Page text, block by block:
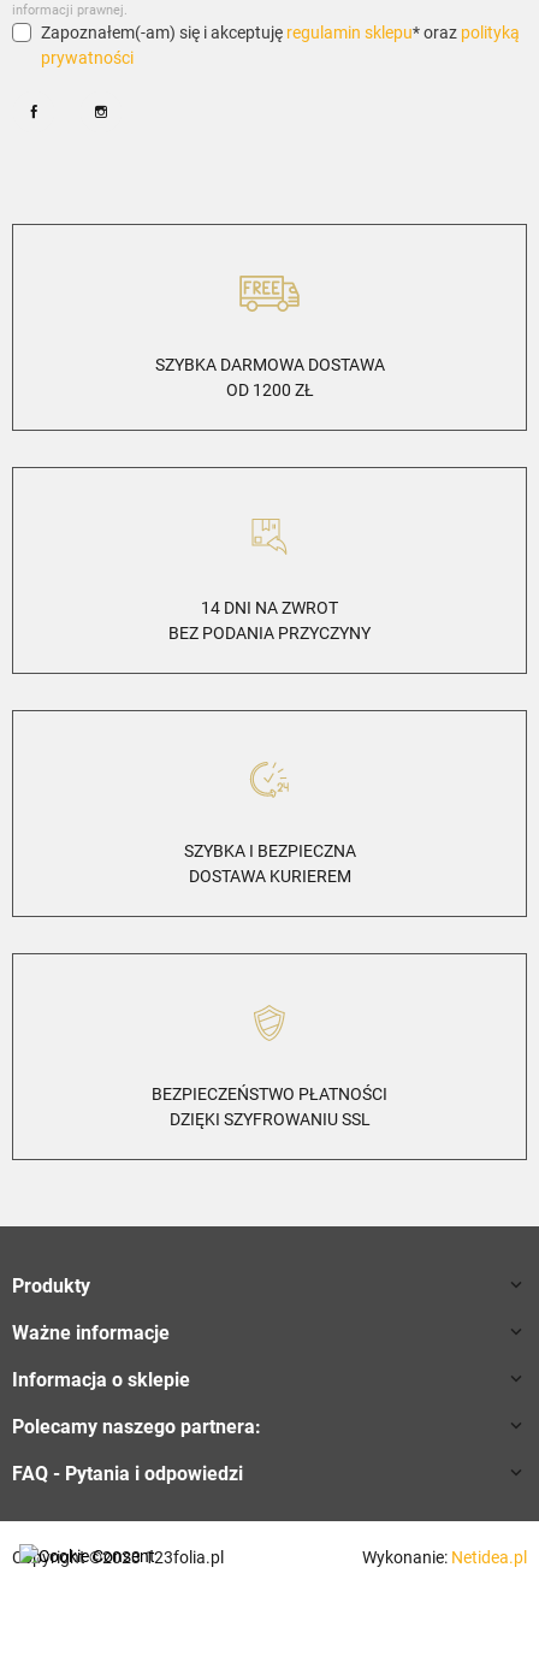
informacji prawnej.
Zapoznałem(-am) się i akceptuję regulamin sklepu* oraz polityką
prywatności
SZYBKA DARMOWA DOSTAWA
OD 1200 ZŁ
14 DNI NA ZWROT
BEZ PODANIA PRZYCZYNY
SZYBKA I BEZPIECZNA
DOSTAWA KURIEREM
BEZPIECZEŃSTWO PŁATNOŚCI
DZIĘKI SZYFROWANIU SSL
Produkty 
Ważne informacje 
Informacja o sklepie 
Polecamy naszego partnera: 
FAQ - Pytania i odpowiedzi 
Copyright ©2023 123folia.pl Wykonanie: Netidea.pl